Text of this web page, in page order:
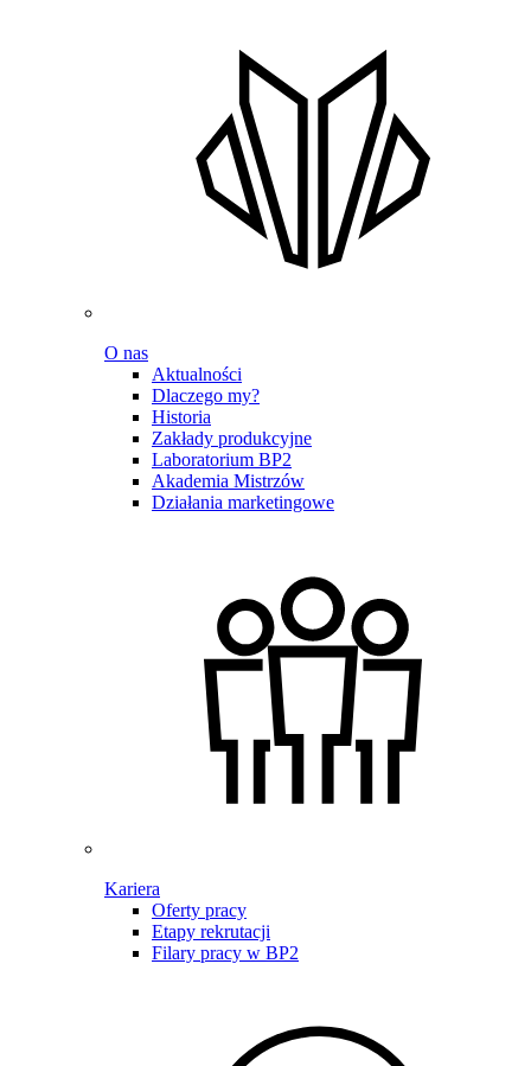
O nas
Aktualności
Dlaczego my?
Historia
Zakłady produkcyjne
Laboratorium BP2
Akademia Mistrzów
Działania marketingowe
Kariera
Oferty pracy
Etapy rekrutacji
Filary pracy w BP2